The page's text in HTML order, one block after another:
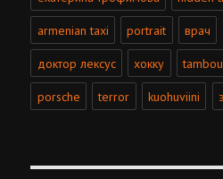
armenian taxi portrait врач
доктор лексус хокку
porsche terror kuohuviini